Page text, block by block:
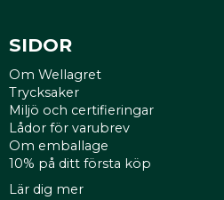
SIDOR
Om Wellagret
Trycksaker
Miljö och certifieringar
Lådor för varubrev
Om emballage
10% på ditt första köp
Lär dig mer